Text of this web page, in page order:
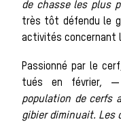
Les
de chasse les plus
très tôt défendu le
activités concernant
Passionné par le
tués en février, —
population de cerfs
gibier diminuait. Les